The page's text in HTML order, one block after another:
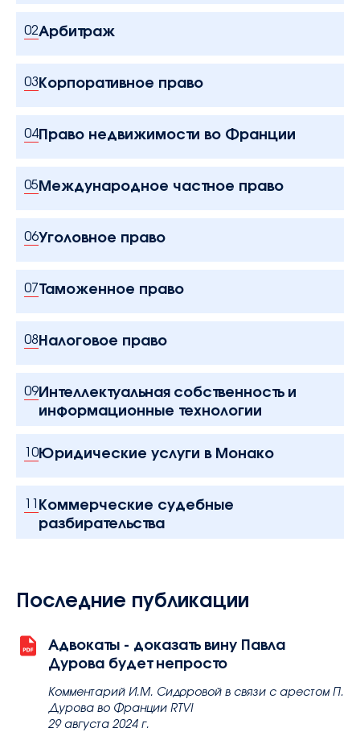
02Арбитраж
03Корпоративное право
04Право недвижимости во Франции
05Международное частное право
06Уголовное право
07Таможенное право
08Налоговое право
09Интеллектуальная собственность и
информационные технологии
10Юридические услуги в Монако
11Коммерческие судебные
разбирательства
Последние публикации
Адвокаты - доказать вину Павла
Дурова будет непросто
Комментарий И.М. Сидоровой в связи с арестом П.
Дурова во Франции RTVI
29 августа 2024 г.